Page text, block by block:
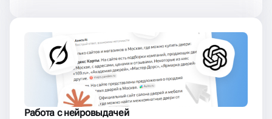
Работа с нейровыдачей